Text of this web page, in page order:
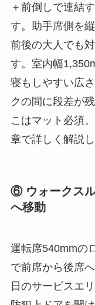
＋前倒しで連結
す。助手席側を
前後の大人でも
す。室内幅
寝もしやすい広
クの間に段差が
こはマット必須
章で詳しく解説し
⑥ ウォークス
へ移動
運転席540mmの
で前席から後席
日のサービスエ